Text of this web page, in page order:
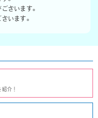
ざいます。
います。
介！